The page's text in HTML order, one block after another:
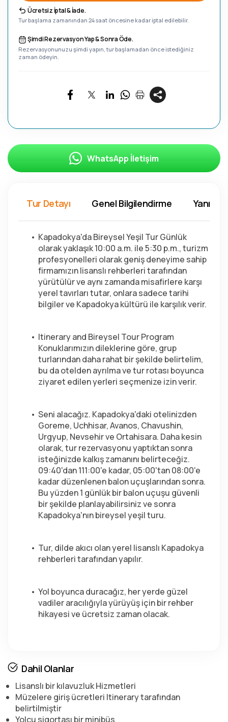
Tur Detayı Genel Bilgilendirme
Kapadokya'da Bireysel Yeşil Tur Günlük
olarak yaklaşık 10:00 a.m. ile 5:30 p.m., turizm
profesyonelleri olarak geniş deneyime sahip
firmamızın lisanslı rehberleri tarafından
yürütülür ve aynı zamanda misafirlere karşı
yerel tavırları tutar, onlara sadece tarihi
bilgiler ve Kapadokya kültürü ile karşılık verir.
Itinerary and Bireysel Tour Program
Konuklarımızın dileklerine göre, grup
turlarından daha rahat bir şekilde belirtelim,
bu da otelden ayrılma ve tur rotası boyunca
ziyaret edilen yerleri seçmenize izin verir.
Seni alacağız. Kapadokya'daki otelinizden
Goreme, Uchhisar, Avanos, Chavushin,
Urgyup, Nevsehir ve Ortahisara. Daha kesin
olarak, tur rezervasyonu yaptıktan sonra
isteğinizde kalkış zamanını belirteceğiz.
09:40'dan 111:00'e kadar, 05:00'tan 08:00'e
kadar düzenlenen balon uçuşlarından sonra.
Bu yüzden 1 günlük bir balon uçuşu güvenli
bir şekilde planlayabilirsiniz ve sonra
Kapadokya'nın bireysel yeşil turu.
Tur, dilde akıcı olan yerel lisanslı Kapadokya
rehberleri tarafından yapılır.
Yol boyunca duracağız, her yerde güzel
vadiler aracılığıyla yürüyüş için bir rehber
hikayesi ve ücretsiz zaman olacak.
Dahil Olanlar
Lisanslı bir kılavuzluk Hizmetleri
Müzelere giriş ücretleri Itinerary tarafından
belirtilmiştir
Yolcu sigortası bir minibüs
Ücretsiz İptal & İade.
Tur başlama zamanından 24 saat öncesine kadar iptal edilebilir.
Şimdi Rezervasyon Yap & Sonra Öde.
Rezervasyonunuzu şimdi yapın, tur başlamadan önce istediğiniz
zaman ödeyin.
WhatsApp İletişim